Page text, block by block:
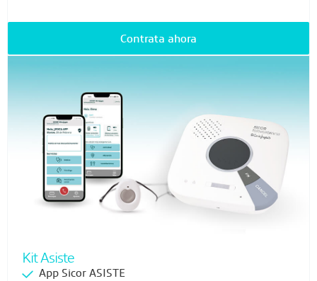
Contrata ahora
Kit Asiste
App Sicor ASISTE